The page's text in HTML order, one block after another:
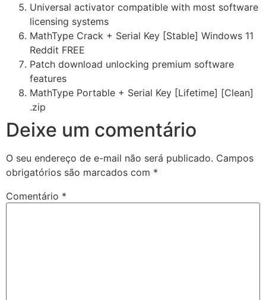
Universal activator compatible with most software
licensing systems
MathType Crack + Serial Key [Stable] Windows 11
Reddit FREE
Patch download unlocking premium software
features
MathType Portable + Serial Key [Lifetime] [Clean]
.zip
Deixe um comentário
O seu endereço de e-mail não será publicado. Campos
obrigatórios são marcados com *
Comentário *